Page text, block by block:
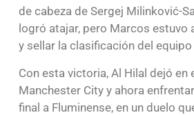
de cabeza de Sergej Milinković-
logró atajar, pero Marcos estuvo
y sellar la clasificación del equipo
Con esta victoria, Al Hilal dejó en
Manchester City y ahora
final a Fluminense, en un duelo